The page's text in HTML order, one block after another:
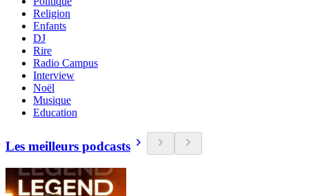
Religion
Enfants
DJ
Rire
Radio Campus
Interview
Noël
Musique
Education
Les meilleurs podcasts